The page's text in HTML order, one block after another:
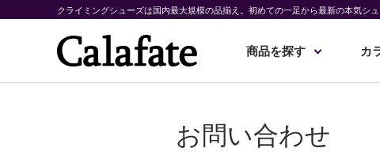
クライミングシューズは国内最大規模の品揃え。初めての一足から最新の本気シ
商品を探す カ
お問い合わせ